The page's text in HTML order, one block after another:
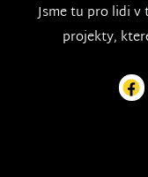
Jsme tu pro lidi
projekty,